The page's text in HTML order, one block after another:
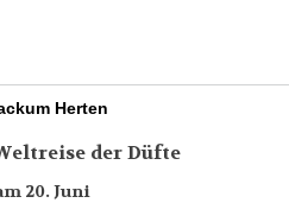
Herten
der Düfte
20. Juni